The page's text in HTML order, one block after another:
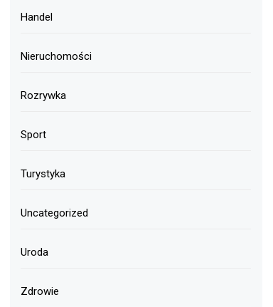
Handel
Nieruchomości
Rozrywka
Sport
Turystyka
Uncategorized
Uroda
Zdrowie